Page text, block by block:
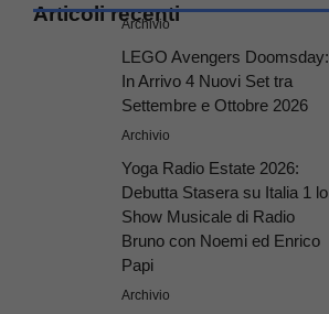
Articoli recenti
Archivio
LEGO Avengers Doomsday:
In Arrivo 4 Nuovi Set tra
Settembre e Ottobre 2026
Archivio
Yoga Radio Estate 2026:
Debutta Stasera su Italia 1 lo
Show Musicale di Radio
Bruno con Noemi ed Enrico
Papi
Archivio